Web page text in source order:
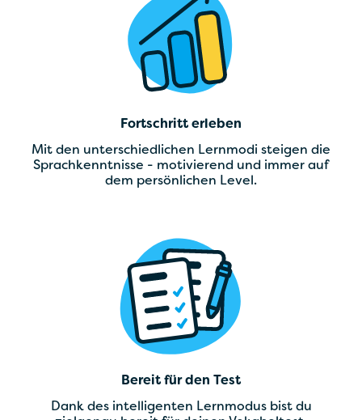
Fortschritt erleben
Mit den unterschiedlichen Lernmodi steigen die
Sprachkenntnisse - motivierend und immer auf
dem persönlichen Level.
Bereit für den Test
Dank des intelligenten Lernmodus bist du